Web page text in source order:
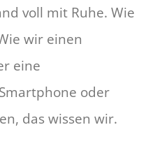
voll mit Ruhe. Wie
wir einen
eine
oder
das wissen wir.